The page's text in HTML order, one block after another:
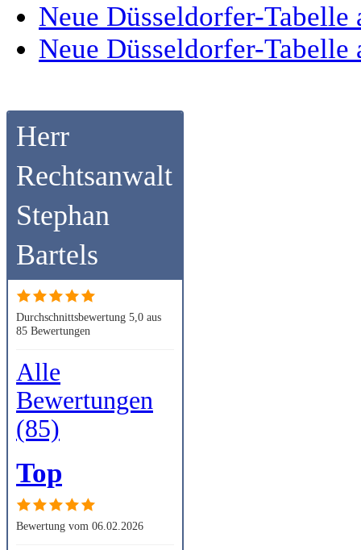
Neue Düsseldorfer-Tabelle
Neue Düsseldorfer-Tabelle
Herr
Rechtsanwalt
Stephan
Bartels
Durchschnittsbewertung 5,0 aus
85 Bewertungen
Alle
Bewertungen
(85)
Top
Bewertung vom 06.02.2026